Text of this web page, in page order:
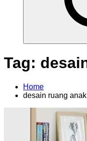
Tag:
Home
desain ruang anak